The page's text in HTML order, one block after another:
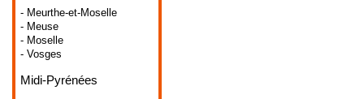
- Meurthe-et-Moselle
- Meuse
- Moselle
- Vosges
Midi-Pyrénées